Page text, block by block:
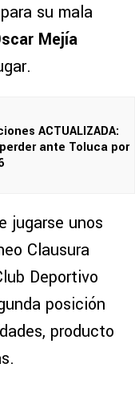
su mala
Mejía
ACTUALIZADA:
ante Toluca por
jugarse unos
Clausura
Deportivo
posición
producto